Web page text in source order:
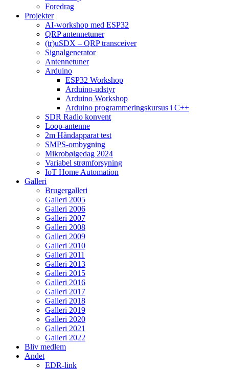
Foredrag
Projekter
AI-workshop med ESP32
QRP antennetuner
(tr)uSDX – QRP transceiver
Signalgenerator
Antennetuner
Arduino
ESP32 Workshop
Arduino-udstyr
Arduino Workshop
Arduino programmeringskursus i C++
SDR Radio konvent
Loop-antenne
2m Håndapparat test
SMPS-ombygning
Mikrobølgedag 2024
Variabel strømforsyning
IoT Home Automation
Galleri
Brugergalleri
Galleri 2005
Galleri 2006
Galleri 2007
Galleri 2008
Galleri 2009
Galleri 2010
Galleri 2011
Galleri 2013
Galleri 2015
Galleri 2016
Galleri 2017
Galleri 2018
Galleri 2019
Galleri 2020
Galleri 2021
Galleri 2022
Bliv medlem
Andet
EDR-link